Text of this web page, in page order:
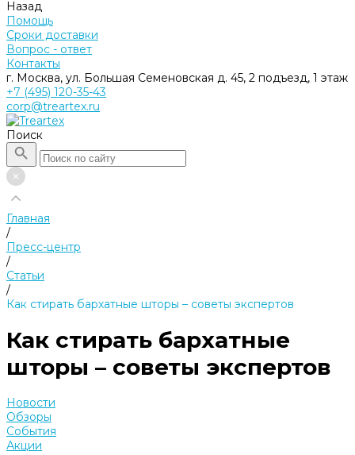
Назад
Помощь
Сроки доставки
Вопрос - ответ
Контакты
г. Москва, ул. Большая Семеновская д. 45, 2 подъезд, 1 этаж
+7 (495) 120-35-43
corp@treartex.ru
Поиск
Главная
/
Пресс-центр
/
Статьи
/
Как стирать бархатные шторы – советы экспертов
Как стирать бархатные
шторы – советы экспертов
Новости
Обзоры
События
Акции